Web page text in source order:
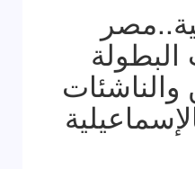
والناشئات